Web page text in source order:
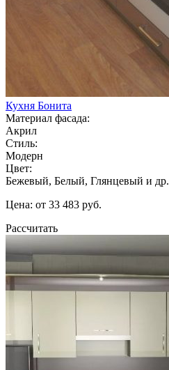
Кухня Бонита
Материал фасада:
Акрил
Стиль:
Модерн
Цвет:
Бежевый, Белый, Глянцевый и др.
Цена: от 33 483 руб.
Рассчитать